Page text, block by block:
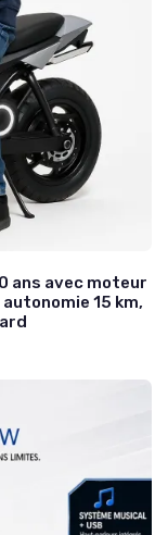
ans avec moteur
15 km,